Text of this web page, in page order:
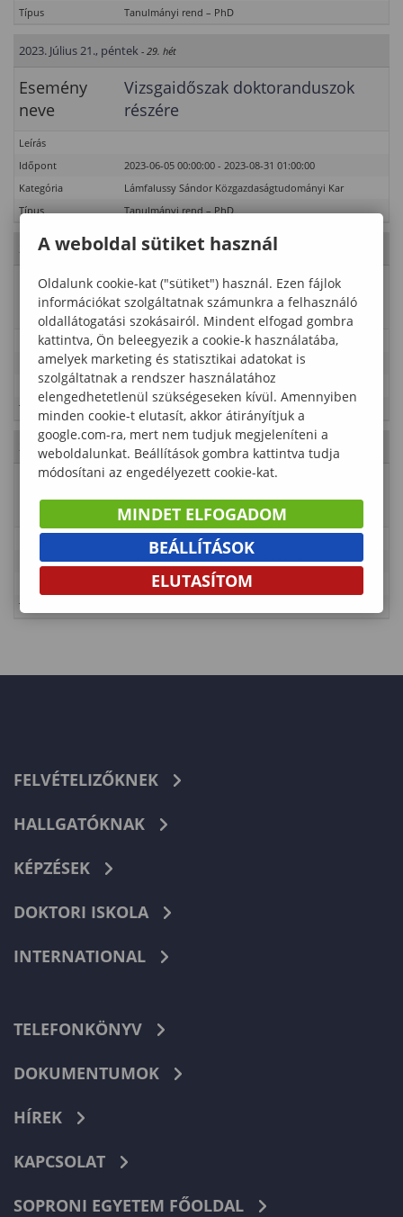
Típus
Tanulmányi rend – PhD
2023. Július 21., péntek - 29. hét
Esemény
neve
Vizsgaidőszak doktoranduszok
részére
Leírás
Időpont
2023-06-05 00:00:00 - 2023-08-31 01:00:00
Kategória
Lámfalussy Sándor Közgazdaságtudományi Kar
Típus
Tanulmányi rend – PhD
2023. Július 22., szombat - 29. hét
Esemény
neve
Vizsgaidőszak doktoranduszok
részére
Leírás
Időpont
2023-06-05 00:00:00 - 2023-08-31 01:00:00
Kategória
Lámfalussy Sándor Közgazdaságtudományi Kar
Típus
Tanulmányi rend – PhD
2023. Július 23., vasárnap - 29. hét
Esemény
neve
Vizsgaidőszak doktoranduszok
részére
Leírás
Időpont
2023-06-05 00:00:00 - 2023-08-31 01:00:00
Lámfalussy Sándor Közgazdaságtudományi Kar
Típus
FELVÉTELIZŐKNEK
HALLGATÓKNAK
KÉPZÉSEK
DOKTORI ISKOLA
INTERNATIONAL
TELEFONKÖNYV
DOKUMENTUMOK
HÍREK
KAPCSOLAT
SOPRONI EGYETEM FŐOLDAL
A weboldal sütiket használ
Oldalunk cookie-kat ("sütiket") használ. Ezen fájlok
információkat szolgáltatnak számunkra a felhasználó
oldallátogatási szokásairól. Mindent elfogad gombra
kattintva, Ön beleegyezik a cookie-k használatába,
amelyek marketing és statisztikai adatokat is
szolgáltatnak a rendszer használatához
elengedhetetlenül szükségeseken kívül. Amennyiben
minden cookie-t elutasít, akkor átirányítjuk a
google.com-ra, mert nem tudjuk megjeleníteni a
weboldalunkat. Beállítások gombra kattintva tudja
módosítani az engedélyezett cookie-kat.
MINDET ELFOGADOM
BEÁLLÍTÁSOK
ELUTASÍTOM